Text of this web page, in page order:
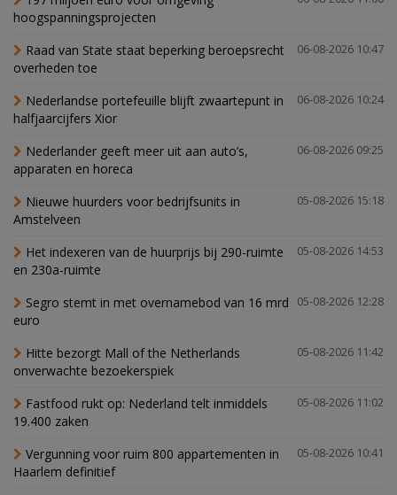
hoogspanningsprojecten
06-08-2026 10:47
Raad van State staat beperking beroepsrecht
overheden toe
06-08-2026 10:24
Nederlandse portefeuille blijft zwaartepunt in
halfjaarcijfers Xior
06-08-2026 09:25
Nederlander geeft meer uit aan auto’s,
apparaten en horeca
05-08-2026 15:18
Nieuwe huurders voor bedrijfsunits in
Amstelveen
05-08-2026 14:53
Het indexeren van de huurprijs bij 290-ruimte
en 230a-ruimte
05-08-2026 12:28
Segro stemt in met overnamebod van 16 mrd
euro
05-08-2026 11:42
Hitte bezorgt Mall of the Netherlands
onverwachte bezoekerspiek
05-08-2026 11:02
Fastfood rukt op: Nederland telt inmiddels
19.400 zaken
05-08-2026 10:41
Vergunning voor ruim 800 appartementen in
Haarlem definitief